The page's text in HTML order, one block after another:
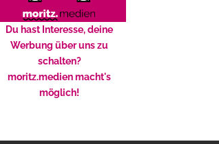
Du hast Interesse, deine
Werbung über uns zu
schalten?
moritz.medien macht's
möglich!